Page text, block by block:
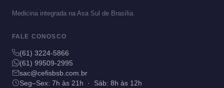
Medicina integrada na Asa Sul de Brasília.
FALE CONOSCO
(61) 3224-5866
(61) 99509-2995
sac@cefisbsb.com.br
Seg–Sex: 7h às 21h · Sáb: 8h às 12h